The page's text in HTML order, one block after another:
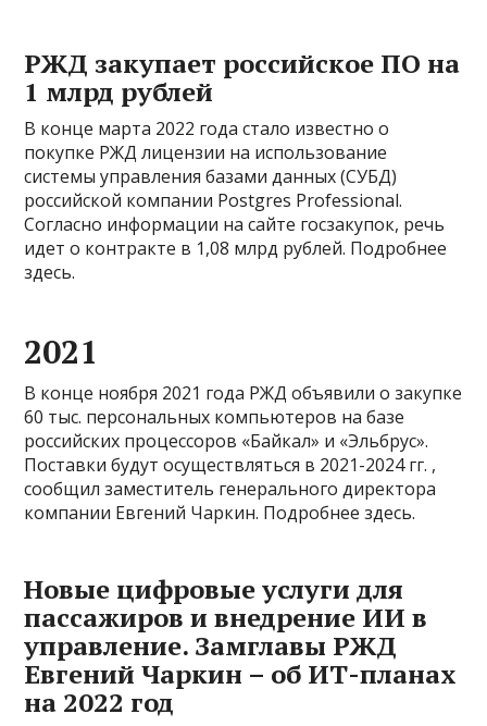
РЖД закупает российское ПО на
1 млрд рублей
В конце марта 2022 года стало известно о
покупке РЖД лицензии на использование
системы управления базами данных (СУБД)
российской компании Postgres Professional.
Согласно информации на сайте госзакупок, речь
идет о контракте в 1,08 млрд рублей. Подробнее
здесь.
2021
В конце ноября 2021 года РЖД объявили о закупке
60 тыс. персональных компьютеров на базе
российских процессоров «Байкал» и «Эльбрус».
Поставки будут осуществляться в 2021-2024 гг. ,
сообщил заместитель генерального директора
компании Евгений Чаркин. Подробнее здесь.
Новые цифровые услуги для
пассажиров и внедрение ИИ в
управление. Замглавы РЖД
Евгений Чаркин – об ИТ-планах
на 2022 год